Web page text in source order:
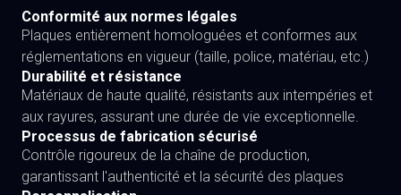
Conformité aux normes légales
Plaques entièrement homologuées et conformes aux
réglementations en vigueur (taille, police, matériau, etc.)
Durabilité et résistance
Matériaux de haute qualité, résistants aux intempéries et
aux rayures, assurant une durée de vie exceptionnelle.
Processus de fabrication sécurisé
Contrôle rigoureux de la chaîne de production,
garantissant l'authenticité et la sécurité des plaques